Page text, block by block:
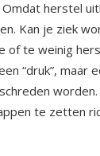
Omdat herstel
Kan je ziek
of te weinig
“druk”, maar
te zetten